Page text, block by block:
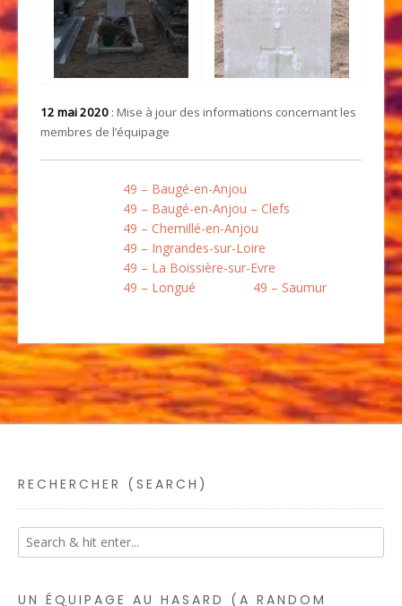
12 mai 2020 : Mise à jour des informations concernant les
membres de l’équipage
49 – Baugé-en-Anjou
49 – Baugé-en-Anjou – Clefs
49 – Chemillé-en-Anjou
49 – Ingrandes-sur-Loire
49 – La Boissière-sur-Evre
49 – Longué
49 – Saumur
RECHERCHER (SEARCH)
UN ÉQUIPAGE AU HASARD (A RANDOM